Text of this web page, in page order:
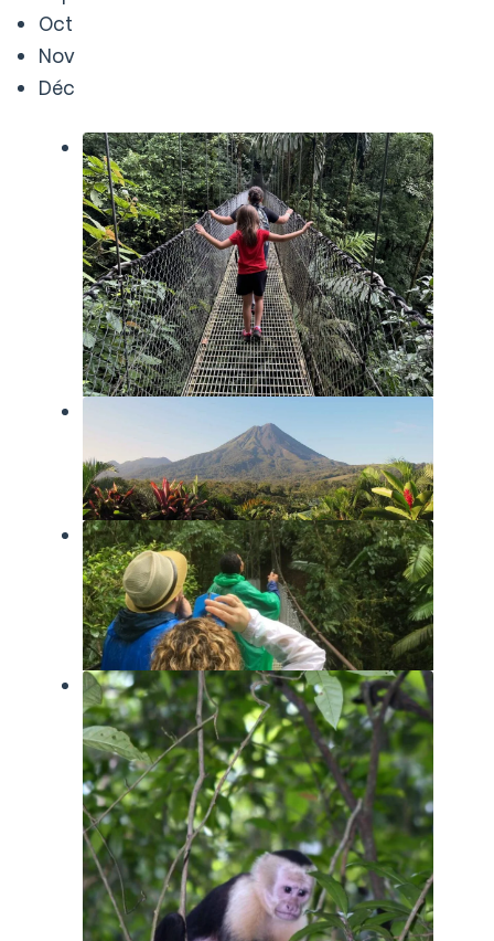
Oct
Nov
Déc